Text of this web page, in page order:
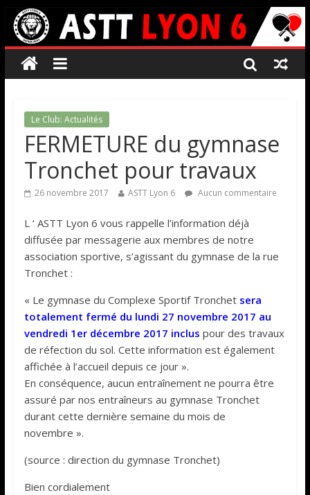
Le Club: Actualités
FERMETURE du gymnase
Tronchet pour travaux
26 novembre 2017 ASTT Lyon 6 Aucun commentaire
L ‘ ASTT Lyon 6 vous rappelle l’information déjà
diffusée par messagerie aux membres de notre
association sportive, s’agissant du gymnase de la rue
Tronchet :
« Le gymnase du Complexe Sportif Tronchet sera
totalement fermé du lundi 27 novembre 2017 au
vendredi 1er décembre 2017 inclus pour des travaux
de réfection du sol. Cette information est également
affichée à l’accueil depuis ce jour ».
En conséquence, aucun entraînement ne pourra être
assuré par nos entraîneurs au gymnase Tronchet
durant cette dernière semaine du mois de
novembre ».
(source : direction du gymnase Tronchet)
Bien cordialement